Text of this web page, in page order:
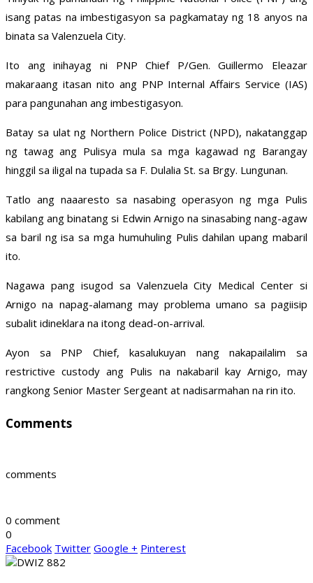
isang patas na imbestigasyon sa pagkamatay ng 18 anyos na
binata sa Valenzuela City.
Ito ang inihayag ni PNP Chief P/Gen. Guillermo Eleazar
makaraang itasan nito ang PNP Internal Affairs Service (IAS)
para pangunahan ang imbestigasyon.
Batay sa ulat ng Northern Police District (NPD), nakatanggap
ng tawag ang Pulisya mula sa mga kagawad ng Barangay
hinggil sa iligal na tupada sa F. Dulalia St. sa Brgy. Lungunan.
Tatlo ang naaaresto sa nasabing operasyon ng mga Pulis
kabilang ang binatang si Edwin Arnigo na sinasabing nang-agaw
sa baril ng isa sa mga humuhuling Pulis dahilan upang mabaril
ito.
Nagawa pang isugod sa Valenzuela City Medical Center si
Arnigo na napag-alamang may problema umano sa pagiisip
subalit idineklara na itong dead-on-arrival.
Ayon sa PNP Chief, kasalukuyan nang nakapailalim sa
restrictive custody ang Pulis na nakabaril kay Arnigo, may
rangkong Senior Master Sergeant at nadisarmahan na rin ito.
Comments
comments
0 comment
0
Facebook Twitter Google + Pinterest